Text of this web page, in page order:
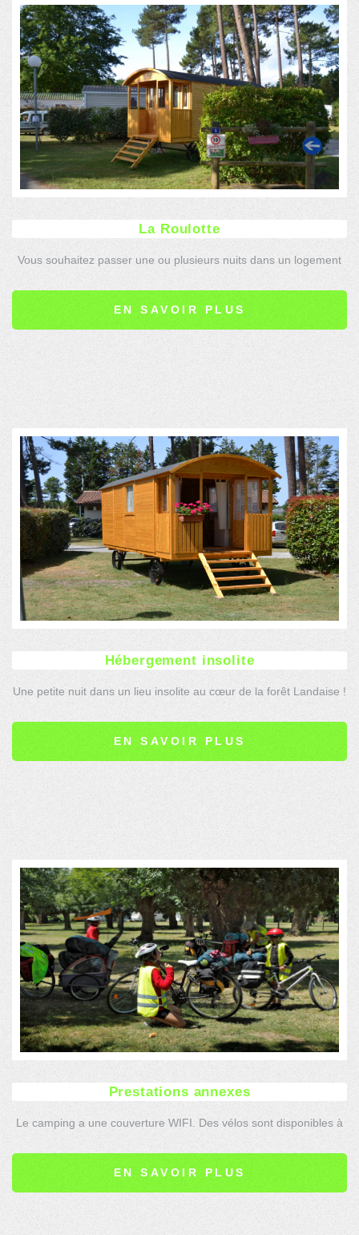
La Roulotte
Vous souhaitez passer une ou plusieurs nuits dans un logement
EN SAVOIR PLUS
Hébergement insolite
Une petite nuit dans un lieu insolite au cœur de la forêt Landaise !
EN SAVOIR PLUS
Prestations annexes
Le camping a une couverture WIFI. Des vélos sont disponibles à
EN SAVOIR PLUS